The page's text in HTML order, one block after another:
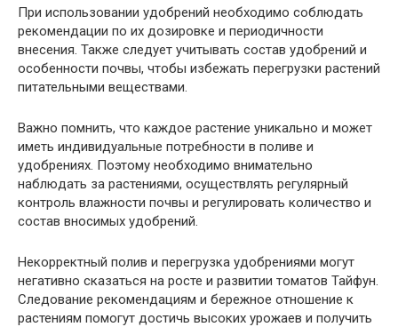
При использовании удобрений необходимо соблюдать
рекомендации по их дозировке и периодичности
внесения. Также следует учитывать состав удобрений и
особенности почвы, чтобы избежать перегрузки растений
питательными веществами.
Важно помнить, что каждое растение уникально и может
иметь индивидуальные потребности в поливе и
удобрениях. Поэтому необходимо внимательно
наблюдать за растениями, осуществлять регулярный
контроль влажности почвы и регулировать количество и
состав вносимых удобрений.
Некорректный полив и перегрузка удобрениями могут
негативно сказаться на росте и развитии томатов Тайфун.
Следование рекомендациям и бережное отношение к
растениям помогут достичь высоких урожаев и получить